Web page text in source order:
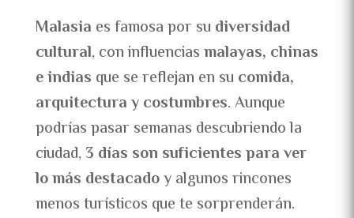
Malasia es famosa por su diversidad
cultural, con influenciasmalayas, chinas
e indias que se reflejan en su comida,
arquitectura y costumbres. Aunque
podrías pasar semanas descubriendo la
ciudad,3 días son suficientes para ver
lo más destacadoy algunos rincones
menos turísticos que te sorprenderán.